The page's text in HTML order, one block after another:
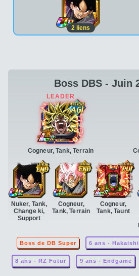
2 liens
Boss DBS - Juin
Cogneur, Tank, Terrain
Nuker, Tank,
Change ki,
Support
Cogneur,
Tank, Terrain
Cogneur,
Tank, Taunt
Boss de DB Super 6 ans -
8 ans - RZ Futur 9 ans - Endgame